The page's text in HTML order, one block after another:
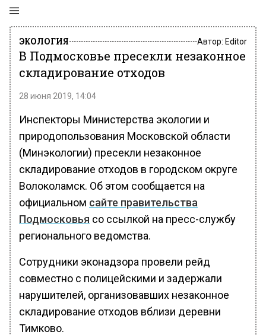
ЭКОЛОГИЯ Автор: Editor
В Подмосковье пресекли незаконное
складирование отходов
28 июня 2019, 14:04
Инспекторы Министерства экологии и
природопользования Московской области
(Минэкологии) пресекли незаконное
складирование отходов в городском округе
Волоколамск. Об этом сообщается на
официальном сайте правительства
Подмосковья со ссылкой на пресс-службу
регионального ведомства.
Сотрудники эконадзора провели рейд
совместно с полицейскими и задержали
нарушителей, организовавших незаконное
складирование отходов вблизи деревни
Тимково.